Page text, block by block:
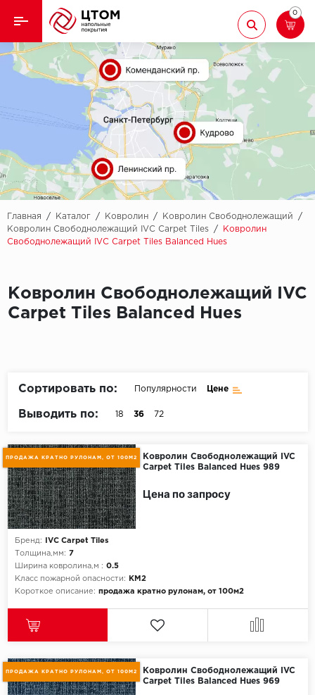
Назад
Кварцвиниловая плитка
Назад
Aberhof
Adelar
Alfa
AllureFloor
Alpine floor
Aquamax
Berry Alloc
CronaFloor
Damy Floor
ECO Parquet
Ламинат
Ковролин
Линолеум
Паркет
Паркетная доска
Подложка
0
Главная / Каталог / Ковролин / Ковролин Свободнолежащий
/
Ковролин Свободнолежащий IVC Carpet Tiles
/
Ковролин
Свободнолежащий IVC Carpet Tiles Balanced Hues
Ковролин Свободнолежащий IVC
Carpet Tiles Balanced Hues
Сортировать по: Популярности Цене
Выводить по: 18 36 72
ПРОДАЖА КРАТНО РУЛОНАМ, ОТ 100М2
Ковролин Свободнолежащий IVC
Carpet Tiles Balanced Hues 989
Бренд:
IVC Carpet Tiles
Толщина,мм: 7
Ширина ковролина,м : 0.5
Класс пожарной опасности:
КМ2
Короткое описание: продажа кратно рулонам, от 100м2
Цена по запросу
ПРОДАЖА КРАТНО РУЛОНАМ, ОТ 100М2
Ковролин Свободнолежащий IVC
Carpet Tiles Balanced Hues 969